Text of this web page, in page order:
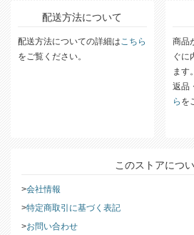
配送方法について
配送方法についての詳細は こちら
をご覧ください。
商品
ぐに
ます。
返品
ら を
このストアにつ
会社情報
特定商取引に基づく表記
お問い合わせ